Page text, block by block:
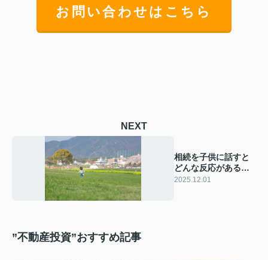
お問い合わせはこちら
NEXT
相続を子供に話すと
どんな反応がある？
心配な方へ伝え方の
2025.12.01
”不動産投資”おすすめ記事